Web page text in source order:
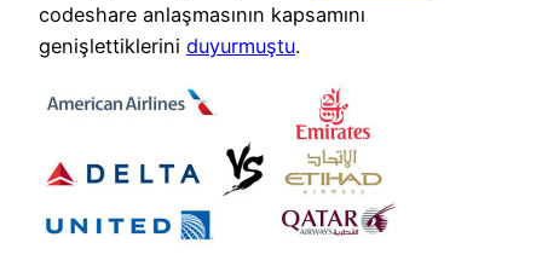
codeshare anlaşmasının kapsamını
genişlettiklerini duyurmuştu.